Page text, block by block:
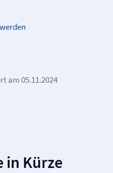
am05.11.2024
in Kürze